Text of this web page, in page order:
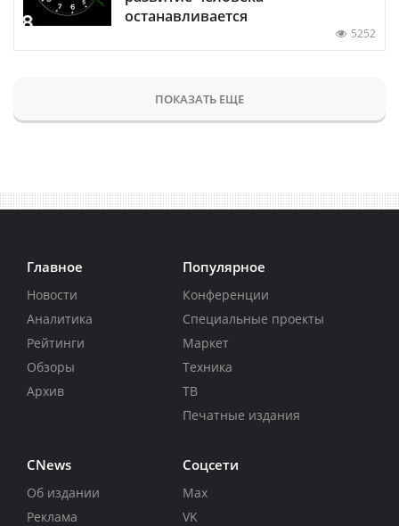
останавливается
5252
ПОКАЗАТЬ ЕЩЕ
Главное
Новости
Аналитика
Рейтинги
Обзоры
Архив
Популярное
Конференции
Специальные проекты
Маркет
Техника
ТВ
Печатные издания
CNews
Об издании
Реклама
Соцсети
Max
VK